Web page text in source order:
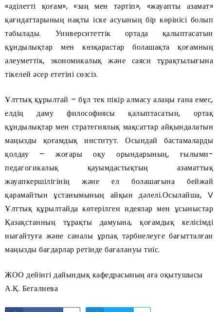
«әділетті қоғам», «заң мен тәртіп», «жауапты азамат»
қағидаттарының нақты іске асуының бір көрінісі болып
табылады. Университеттік ортада қалыптасатын
құндылықтар мен көзқарастар болашақта қоғамның
әлеуметтік, экономикалық және саяси тұрақтылығына
тікелей әсер ететіні сөзсіз.
Ұлттық құрылтай – бұл тек пікір алмасу алаңы ғана емес,
елдің даму философиясы қалыптасатын, ортақ
құндылықтар мен стратегиялық мақсаттар айқындалатын
маңызды қоғамдық институт. Осындай бастамаларды
қолдау – жоғары оқу орындарының, ғылыми-
педагогикалық қауымдастықтың азаматтық
жауапкершілігінің және ел болашағына бейжай
қарамайтын ұстанымының айқын дәлелі.Осылайша, V
Ұлттық құрылтайда көтерілген идеялар мен ұсыныстар
Қазақстанның тұрақты дамуына, қоғамдық келісімді
нығайтуға және саналы ұрпақ тәрбиелеуге бағытталған
маңызды бағдарлар ретінде бағалануы тиіс.
ЖОО дейінгі дайындық кафедрасының аға оқытушысы
А.Қ. Бегалиева